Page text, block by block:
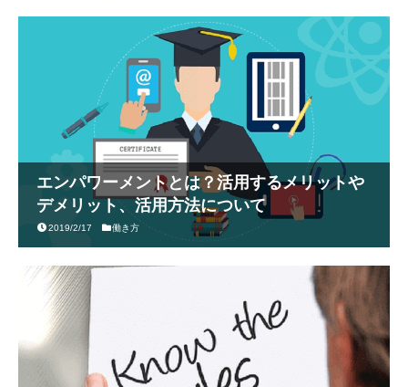
エンパワーメントとは？活用するメリットや
デメリット、活用方法について
2019/2/17 働き方